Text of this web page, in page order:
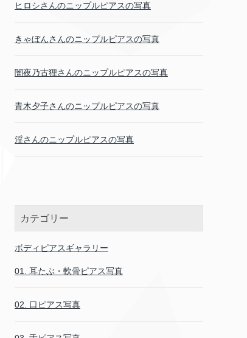
ヒロシさんのニップルピアスの写真
きゃぼんさんのニップルピアスの写真
闇夜乃古狸さんのニップルピアスの写真
青木夕子さんのニップルピアスの写真
淫さんのニップルピアスの写真
カテゴリー
ボディピアスギャラリー
01. 耳たぶ・軟骨ピアス写真
02. 口ピアス写真